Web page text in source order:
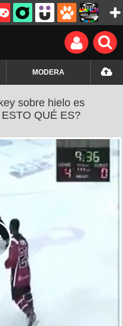
MODERA
sobre hielo es
QUÉ ES?